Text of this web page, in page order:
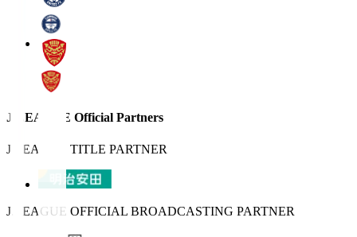
J.LEAGUE Official Partners
J.LEAGUE TITLE PARTNER
J.LEAGUE OFFICIAL BROADCASTING PARTNER